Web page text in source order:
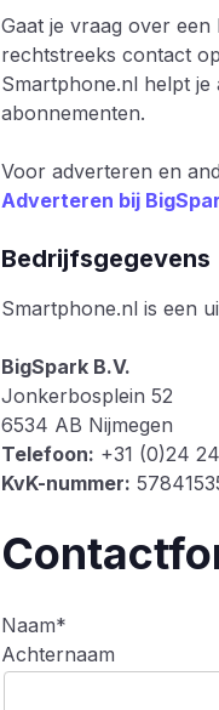
Gaat je vraag over
rechtstreeks contact
Smartphone.nl helpt
abonnementen.
Voor adverteren en
Adverteren bij
Bedrijfsgegevens
Smartphone.nl is een
BigSpark B.V.
Jonkerbosplein 52
6534 AB Nijmegen
Telefoon: +31 (0)24
KvK-nummer:
Naam*
Achternaam